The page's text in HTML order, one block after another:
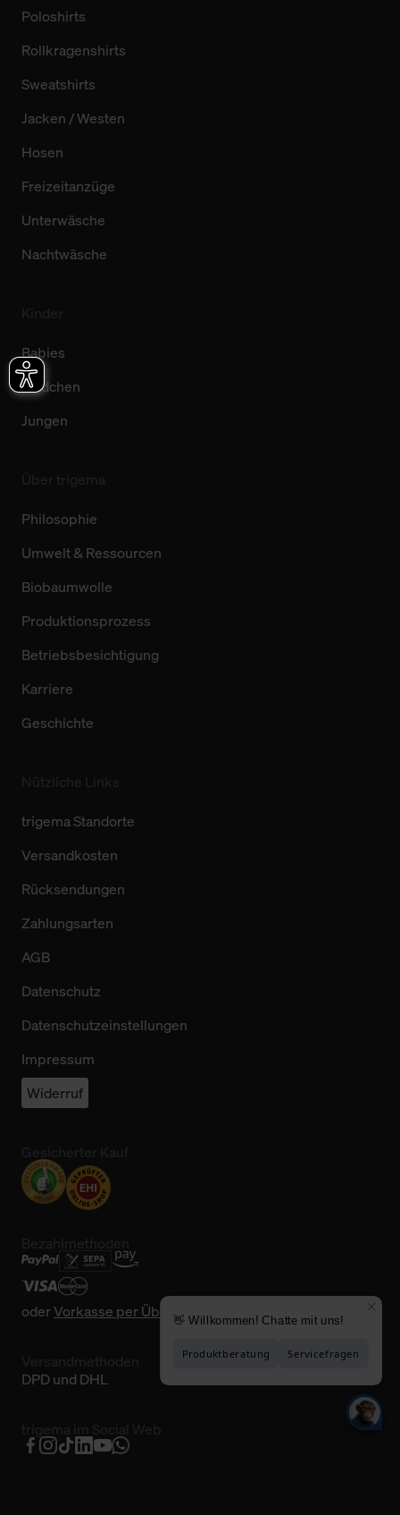
Poloshirts
Rollkragenshirts
Sweatshirts
Jacken / Westen
Hosen
Freizeitanzüge
Unterwäsche
Nachtwäsche
Babies
Mädchen
Jungen
Philosophie
Umwelt & Ressourcen
Biobaumwolle
Produktionsprozess
Betriebsbesichtigung
Karriere
Geschichte
trigema Standorte
Versandkosten
Rücksendungen
Zahlungsarten
AGB
Datenschutz
Datenschutzeinstellungen
Impressum
Widerruf
oderVorkasse per Überweisung
DPD und DHL